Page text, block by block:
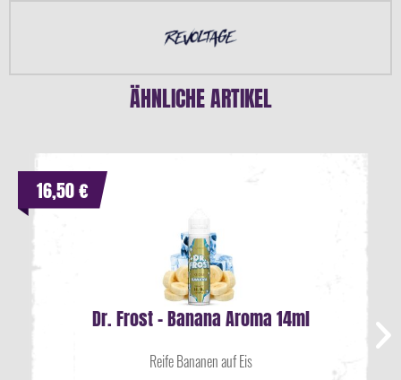
ÄHNLICHE ARTIKEL
Dr. Frost - Banana Aroma 14ml
Reife Bananen auf Eis
16,50 €